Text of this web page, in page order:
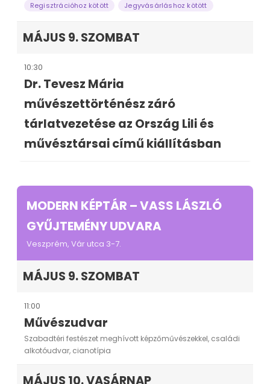
Regisztrációhoz kötött Jegyvásárláshoz kötött
MÁJUS 9. SZOMBAT
10:30
Dr. Tevesz Mária
művészettörténész záró
tárlatvezetése az Ország Lili és
művésztársai című kiállításban
MODERN KÉPTÁR – VASS LÁSZLÓ
GYŰJTEMÉNY UDVARA
Veszprém, Vár utca 3-7.
MÁJUS 9. SZOMBAT
11:00
Művészudvar
Szabadtéri festészet meghívott képzőművészekkel, családi
alkotóudvar, cianotípia